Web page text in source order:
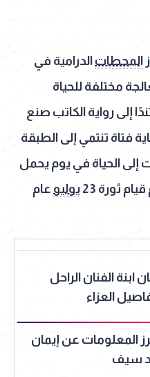
المحطات الدرامية في
مختلفة للحياة
إلى رواية الكاتب صنع
فتاة تنتمي إلى الطبقة
الحياة في يوم يحمل
ثورة 23
يوليو عام
ابنة الفنان الراحل
العزاء
المعلومات عن إيمان
سيف